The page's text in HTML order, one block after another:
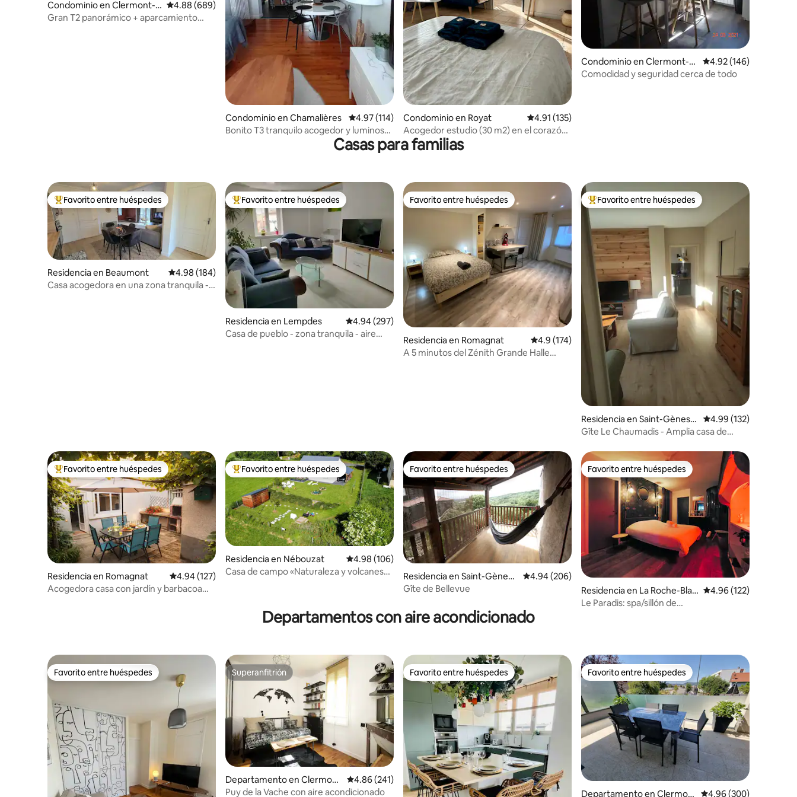
Condominio en Clermont-F
errand
Calificación promedio: 4.88 de 5; 689 evaluaciones
4.88 (689)
Gran T2 panorámico + aparcamiento
Condominio en Chamalières Calificación promedio: 4.97 de 5; 114 evaluaciones
4.97 (114)
Bonito T3 tranquilo acogedor y luminoso
Condominio en Royat Calificación promedio: 4.91 de 5; 135 evaluaciones
4.91 (135)
Acogedor estudio (30 m2) en el corazón
de las Termas
Condominio en Clermont-F
errand
Calificación promedio:
4.92 (146)
Comodidad y seguridad cerca de todo
Casas para familias
De los mejores en Favorito entre huéspedes
Favorito entre huéspedes
Residencia en Beaumont Calificación promedio: 4.98 de 5; 184 evaluaciones
4.98 (184)
Casa acogedora en una zona tranquila -
De los mejores en Favorito entre huéspedes
Favorito entre huéspedes
Residencia en Lempdes Calificación promedio: 4.94 de 5; 297 evaluaciones
4.94 (297)
Casa de pueblo - zona tranquila - aire
Favorito entre huéspedes
Favorito entre huéspedes
Residencia en Romagnat Calificación promedio: 4.9 de 5; 174 evaluaciones
4.9 (174)
A 5 minutos del Zénith Grande Halle
De los mejores en Favorito entre huéspedes
Favorito entre huéspedes
Residencia en Saint-Gènes-
Champanelle
Calificación promedio:
4.99 (132)
Gîte Le Chaumadis - Amplia casa de
De los mejores en Favorito entre huéspedes
Favorito entre huéspedes
Residencia en Romagnat Calificación promedio: 4.94 de 5; 127 evaluaciones
4.94 (127)
Acogedora casa con jardín y barbacoa
De los mejores en Favorito entre huéspedes
Favorito entre huéspedes
Residencia en Nébouzat Calificación promedio: 4.98 de 5; 106 evaluaciones
4.98 (106)
Casa de campo «Naturaleza y volcanes»
Favorito entre huéspedes
Favorito entre huéspedes
Residencia en Saint-Gènes-
Champanelle
Calificación promedio: 4.94 de 5; 206 evaluaciones
4.94 (206)
Gîte de Bellevue
Favorito entre huéspedes
Favorito entre huéspedes
Residencia en La Roche-Blan
che
Calificación promedio:
4.96 (122)
Le Paradis: spa/sillón de
Departamentos con aire acondicionado
Favorito entre huéspedes
Favorito entre huéspedes Superanfitrión
Superanfitrión
Departamento en Clermont
-Ferrand
Calificación promedio: 4.86 de 5; 241 evaluaciones
4.86 (241)
Puy de la Vache con aire acondicionado
Favorito entre huéspedes
Favorito entre huéspedes Favorito entre huéspedes
Favorito entre huéspedes
Departamento en Clermon Calificación promedio:
4.96 (300)